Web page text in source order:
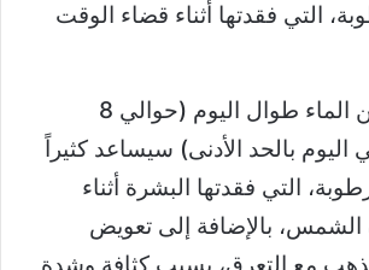
التي فقدتها أثناء قضاء الوقت
شرب الكثير من الماء طوال اليوم (حوالي 8
اليوم بالحد الأدنى) سيساعد كثيراً
التي فقدتها البشرة أثناء
الشمس، بالإضافة إلى تعويض